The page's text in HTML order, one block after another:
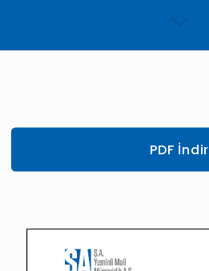
PDF İndir